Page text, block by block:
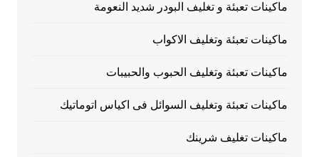
ماكينات تعبئة و تغليف البودر شديد النعومة
ماكينات تعبئة وتغليف الاكواب
ماكينات تعبئة وتغليف الحبوب والحبيبات
ماكينات تعبئة وتغليف السوائل فى اكياس اتوماتيك
ماكينات تغليف شرينك